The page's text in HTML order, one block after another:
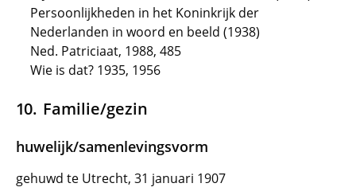
Persoonlijkheden in het Koninkrijk der
Nederlanden in woord en beeld (1938)
Ned. Patriciaat, 1988, 485
Wie is dat? 1935, 1956
Familie/gezin
huwelijk/samenlevingsvorm
gehuwd te Utrecht, 31 januari 1907